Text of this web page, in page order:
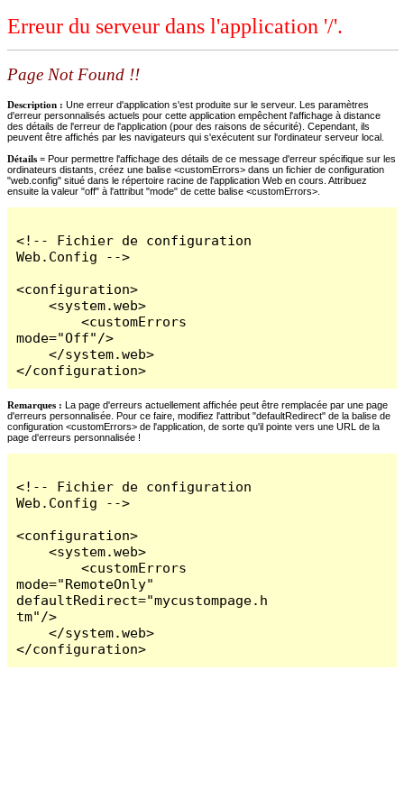
Erreur du serveur dans l'application '/'.
Page Not Found !!
Description : Une erreur d'application s'est produite sur le serveur. Les paramètres
d'erreur personnalisés actuels pour cette application empêchent l'affichage à distance
des détails de l'erreur de l'application (pour des raisons de sécurité). Cependant, ils
peuvent être affichés par les navigateurs qui s'exécutent sur l'ordinateur serveur local.
Détails = Pour permettre l'affichage des détails de ce message d'erreur spécifique sur les
ordinateurs distants, créez une balise <customErrors> dans un fichier de configuration
"web.config" situé dans le répertoire racine de l'application Web en cours. Attribuez
ensuite la valeur "off" à l'attribut "mode" de cette balise <customErrors>.
<!-- Fichier de configuration
Web.Config -->
<configuration>
    <system.web>
        <customErrors
mode="Off"/>
    </system.web>
</configuration>
Remarques : La page d'erreurs actuellement affichée peut être remplacée par une page
d'erreurs personnalisée. Pour ce faire, modifiez l'attribut "defaultRedirect" de la balise de
configuration <customErrors> de l'application, de sorte qu'il pointe vers une URL de la
page d'erreurs personnalisée !
<!-- Fichier de configuration
Web.Config -->
<configuration>
    <system.web>
        <customErrors
mode="RemoteOnly"
defaultRedirect="mycustompage.h
tm"/>
    </system.web>
</configuration>